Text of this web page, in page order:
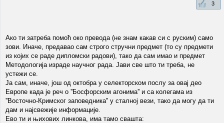
3
Ако ти затреба помоћ око превода (не знам какав си с руским) само
зови. Иначе, предавао сам строго стручни предмет (то су предмети
из којих се раде дипломски радови), тако да сам имао и предмет
Методологија израде научног рада. Јави све што ти треба, не
устежи се.
Ја сам, иначе, још од октобра у селекторском послу за овај део
Европе када је реч о ''Босфорским агонима'' и са колегама из
''Восточно-Кримског заповедника'' у сталној вези, тако да могу да ти
дам и најсвежије информације.
Ево ти и њихових линкова, има тамо свашта: